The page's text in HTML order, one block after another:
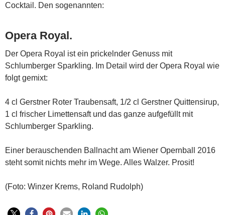
Cocktail. Den sogenannten:
Opera Royal.
Der Opera Royal ist ein prickelnder Genuss mit
Schlumberger Sparkling. Im Detail wird der Opera Royal wie
folgt gemixt:
4 cl Gerstner Roter Traubensaft, 1/2 cl Gerstner Quittensirup,
1 cl frischer Limettensaft und das ganze aufgefüllt mit
Schlumberger Sparkling.
Einer berauschenden Ballnacht am Wiener Opernball 2016
steht somit nichts mehr im Wege. Alles Walzer. Prosit!
(Foto: Winzer Krems, Roland Rudolph)